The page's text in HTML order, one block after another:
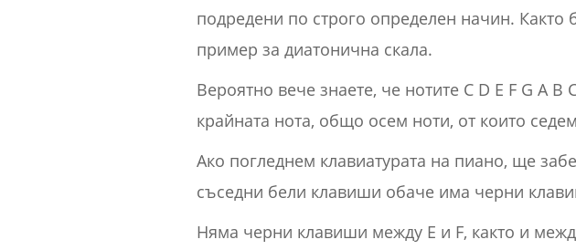
подредени по строго определен начин. Както
пример за диатонична скала.
Вероятно вече знаете, че нотите C D E F G A
крайната нота, общо осем ноти, от които седем
Ако погледнем клавиатурата на пиано, ще
съседни бели клавиши обаче има черни
Няма черни клавиши между E и F, както и